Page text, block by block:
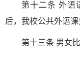
第十二条 外语
后，我校公共外语课
第十三条 男女